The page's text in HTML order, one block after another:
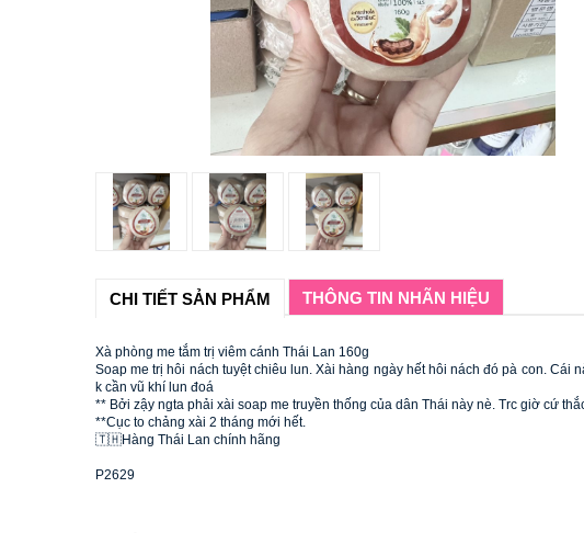
CHI TIẾT SẢN PHẨM THÔNG TIN NHÃN HIỆU
Xà phòng me tắm trị viêm cánh Thái Lan 160g
Soap me trị hôi nách tuyệt chiêu lun. Xài hàng ngày hết hôi nách đó pà con.
k cần vũ khí lun đoá
** Bởi zậy ngta phải xài soap me truyền thống của dân Thái này nè. Trc giờ cứ
**Cục to chảng xài 2 tháng mới hết.
🇹🇭Hàng Thái Lan chính hãng
P2629